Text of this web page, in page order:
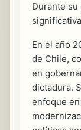
Durante
En el año
de Chile,
en
dictadura.
enfoque